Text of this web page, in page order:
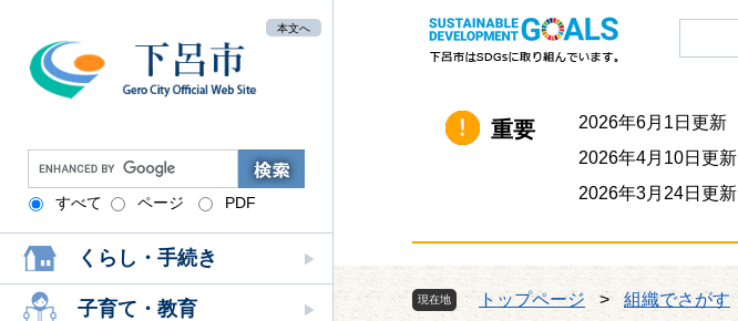
本文へ
G
o
o
g
l
e
カ
すべて ページ PDF
くらし・手続き
子育て・教育
重要 2026年6月1日更新
2026年4月10日更新
2026年3月24日更新
現在地 トップページ > 組織でさがす